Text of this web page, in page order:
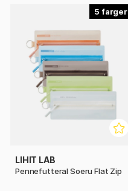
5
LIHIT LAB
Pennefutteral Soeru Flat Zip